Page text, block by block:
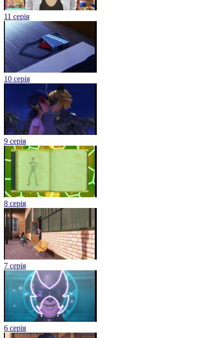
11 серія
10 серія
9 серія
8 серія
7 серія
6 серія